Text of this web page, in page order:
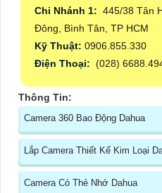
Chi Nhánh 1: 445/38 Tân
Đông, Bình Tân, TP HCM
Kỹ Thuật: 0906.855.330
Điện Thoại: (028)
Thông Tin:
Camera 360 Bao Động Dahua
Lắp Camera Thiết Kế Kim Loại
Camera Có Thẻ Nhớ Dahua